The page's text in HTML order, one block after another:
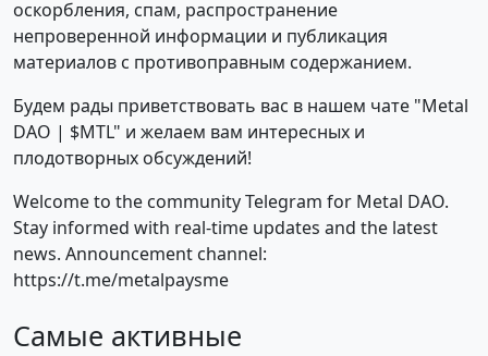
оскорбления, спам, распространение
непроверенной информации и публикация
материалов с противоправным содержанием.
Будем рады приветствовать вас в нашем чате "Metal
DAO | $MTL" и желаем вам интересных и
плодотворных обсуждений!
Welcome to the community Telegram for Metal DAO.
Stay informed with real-time updates and the latest
news. Announcement channel:
https://t.me/metalpaysme
Самые активные